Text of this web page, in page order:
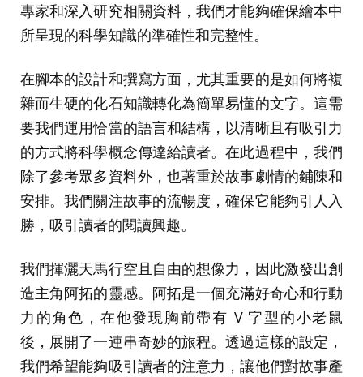
專家和深入研究相關資料，我們才能夠確保繪本中
所呈現的科學知識的準確性和完整性。
在腳本的設計和撰寫方面，尤其重要的是如何將複
雜而生硬的化石知識轉化為簡單易懂的文字。這需
要我們運用恰當的語言和結構，以清晰且有吸引力
的方式將科學概念傳達給讀者。在此過程中，我們
除了參考眾多資料外，也著重於故事劇情的鋪陳和
安排。我們關注故事的流暢度，確保它能夠引人入
勝，吸引讀者的閱讀興趣。
我們揮灑天馬行空且自由的想像力，因此激發出創
造主角阿拓的靈感。阿拓是一個充滿好奇心和行動
力的角色，在他發現胸前帶有 V 字型的小老鼠
後，展開了一連串奇妙的旅程。透過這樣的設定，
我們希望能夠吸引讀者的注意力，讓他們對故事產